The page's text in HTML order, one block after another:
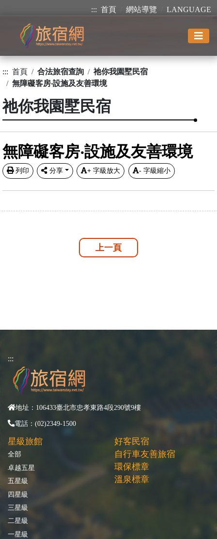
::: 首頁 網站導覽 LANGUAGE
::: 首頁 合法旅宿查詢
祂你我園墅民宿
無障礙客房‧設施及友善環境
祂你我園墅民宿
無障礙客房‧設施及友善環境
列印 分享 + 字級放大 - 字級縮小
上一頁
:::
地址：106433臺北市忠孝東路4段290號9樓
電話：(02)2349-1500
星級旅館
全部
卓越五星
五星級
四星級
三星級
二星級
一星級
好客民宿
自行車友善旅宿
環保標章
溫泉標章